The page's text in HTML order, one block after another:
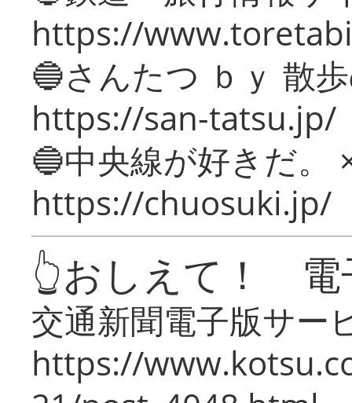
https://
🔵さんたつ ｂｙ 散
https://san-tatsu.jp/
🔵中央線が好きだ。
https://chuosuki.jp/
👆おしえて！ 電
交通新聞電子版サー
https://